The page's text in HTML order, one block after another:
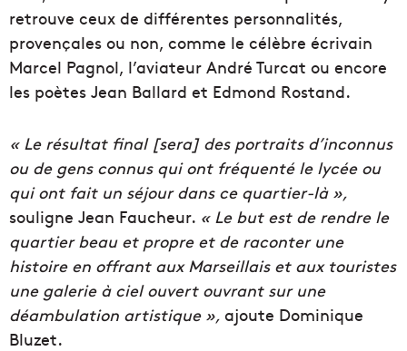
retrouve ceux de différentes personnalités,
provençales ou non, comme le célèbre écrivain
Marcel Pagnol, l’aviateur André Turcat ou encore
les poètes Jean Ballard et Edmond Rostand.
« Le résultat final [sera] des portraits d’inconnus
ou de gens connus qui ont fréquenté le lycée ou
qui ont fait un séjour dans ce quartier-là »,
souligne Jean Faucheur. « Le but est de rendre le
quartier beau et propre et de raconter une
histoire en offrant aux Marseillais et aux touristes
une galerie à ciel ouvert ouvrant sur une
déambulation artistique », ajoute Dominique
Bluzet.